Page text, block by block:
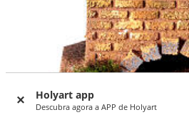
Holyart app
Descubra agora a APP de Holyart
-15%